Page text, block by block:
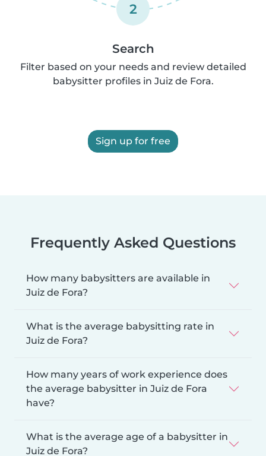
2
Search
Filter based on your needs and review detailed
babysitter profiles in Juiz de Fora.
Sign up for free
Frequently Asked Questions
How many babysitters are available in
Juiz de Fora?
What is the average babysitting rate in
Juiz de Fora?
How many years of work experience does
the average babysitter in Juiz de Fora
have?
What is the average age of a babysitter in
Juiz de Fora?